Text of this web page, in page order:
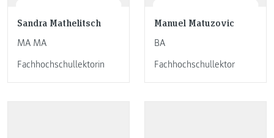
Sandra Mathelitsch
MA MA
Fachhochschullektorin
Manuel Matuzovic
BA
Fachhochschullektor